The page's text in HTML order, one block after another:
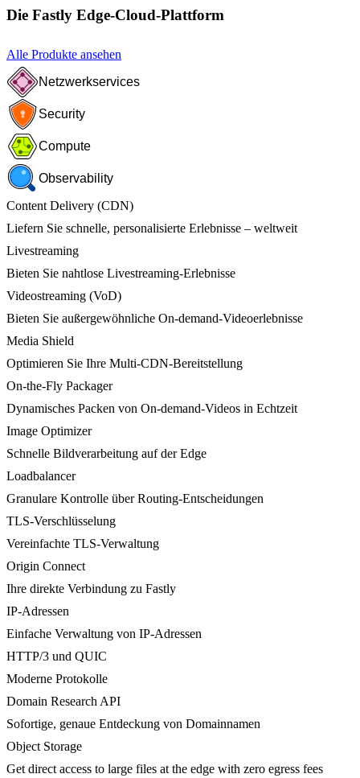
Die Fastly Edge-Cloud-Plattform
Alle Produkte ansehen
Netzwerkservices
Security
Compute
Observability
Content Delivery (CDN)
Liefern Sie schnelle, personalisierte Erlebnisse – weltweit
Livestreaming
Bieten Sie nahtlose Livestreaming-Erlebnisse
Videostreaming (VoD)
Bieten Sie außergewöhnliche On-demand-Videoerlebnisse
Media Shield
Optimieren Sie Ihre Multi-CDN-Bereitstellung
On-the-Fly Packager
Dynamisches Packen von On-demand-Videos in Echtzeit
Image Optimizer
Schnelle Bildverarbeitung auf der Edge
Loadbalancer
Granulare Kontrolle über Routing-Entscheidungen
TLS-Verschlüsselung
Vereinfachte TLS-Verwaltung
Origin Connect
Ihre direkte Verbindung zu Fastly
IP-Adressen
Einfache Verwaltung von IP-Adressen
HTTP/3 und QUIC
Moderne Protokolle
Domain Research API
Sofortige, genaue Entdeckung von Domainnamen
Object Storage
Get direct access to large files at the edge with zero egress fees